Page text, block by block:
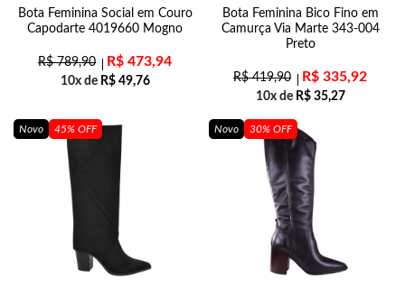
Bota Feminina Social em Couro
Capodarte 4019660 Mogno
R$789,90 R$ 473,94
10x de R$49,76
Bota Feminina Bico Fino em
Camurça Via Marte 343-004
Preto
R$419,90 R$ 335,92
10x de R$35,27
Novo 45% OFF Novo 30% OFF